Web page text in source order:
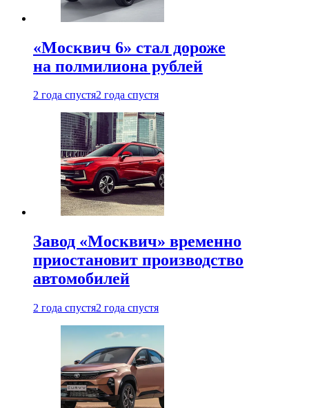
«Москвич 6» стал дороже
на полмилиона рублей
2 года спустя2 года спустя
Завод «Москвич» временно
приостановит производство
автомобилей
2 года спустя2 года спустя